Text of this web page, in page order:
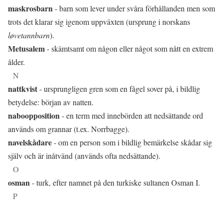
maskrosbarn- barn som lever under svåra förhållanden men som
trots det klarar sig igenom uppväxten (ursprung i norskans
løvetannbarn).
Metusalem- skämtsamt om någon eller något som nått en extrem
ålder.
N
nattkvist- ursprungligen gren som en fågel sover på, i bildlig
betydelse: början av natten.
naboopposition- en term med innebörden att nedsättande ord
används om grannar (t.ex. Norrbagge).
navelskådare- om en person som i bildlig bemärkelse skådar sig
själv och är inåtvänd (används ofta nedsättande).
O
osman- turk, efter namnet på den turkiske sultanen Osman I.
P